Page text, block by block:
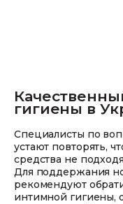
гигиены в
Специалисты по
устают повторять,
средства не
Для поддержания
рекомендуют
интимной гигиены,